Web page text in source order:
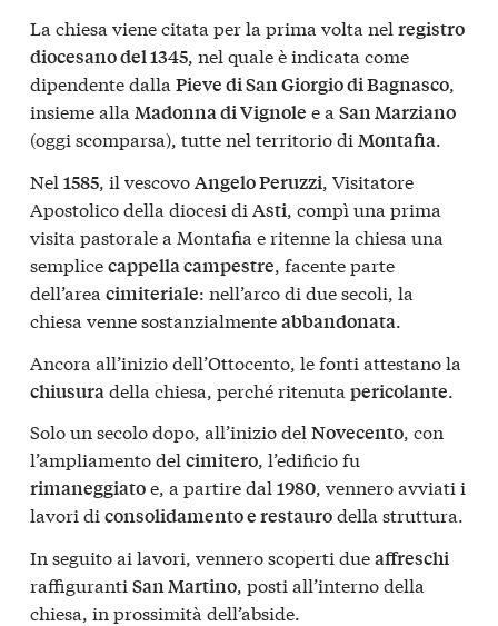
La chiesa viene citata per la prima volta nel registro
diocesano del 1345, nel quale è indicata come
dipendente dalla Pieve di San Giorgio di Bagnasco,
insieme alla Madonna di Vignole e a San Marziano
(oggi scomparsa), tutte nel territorio di Montafia.
Nel 1585, il vescovoAngelo Peruzzi, Visitatore
Apostolico della diocesi di Asti, compì una prima
visita pastorale a Montafia e ritenne la chiesa una
semplicecappella campestre, facente parte
dell’area cimiteriale: nell’arco di due secoli, la
chiesa venne sostanzialmenteabbandonata.
Ancora all’inizio dell’Ottocento, le fonti attestano la
chiusura della chiesa, perché ritenuta pericolante
Solo un secolo dopo, all’inizio del Novecento, con
l’ampliamento del cimitero, l’edificio fu
rimaneggiatoe, a partire dal 1980, vennero avviati i
lavori di consolidamento e restaurodella struttura.
In seguito ai lavori, vennero scoperti dueaffreschi
raffiguranti San Martino, posti all’interno della
chiesa, in prossimità dell’abside.